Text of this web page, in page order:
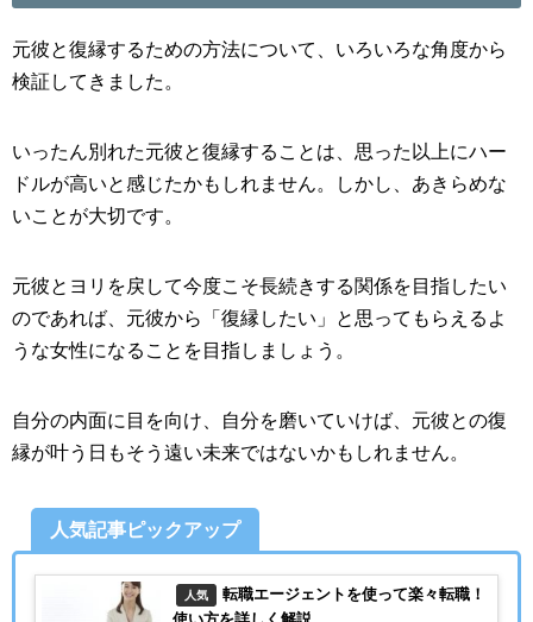
元彼と復縁するための方法について、いろいろな角度から
検証してきました。
いったん別れた元彼と復縁することは、思った以上にハー
ドルが高いと感じたかもしれません。しかし、あきらめな
いことが大切です。
元彼とヨリを戻して今度こそ長続きする関係を目指したい
のであれば、元彼から「復縁したい」と思ってもらえるよ
うな女性になることを目指しましょう。
自分の内面に目を向け、自分を磨いていけば、元彼との復
縁が叶う日もそう遠い未来ではないかもしれません。
人気記事ピックアップ
人気
転職エージェントを使って楽々転職！